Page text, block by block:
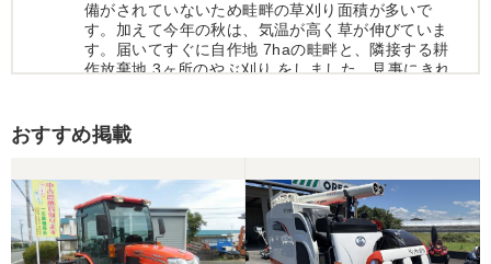
備がされていないため畦畔の草刈り面積が多いで
す。加えて今年の秋は、気温が高く草が伸びていま
す。届いてすぐに自作地 7haの畦畔と、隣接する耕
作放棄地 3ヶ所のやぶ刈り をしました。見事にきれ
本当にお世話になりました。とにかく対応が素晴ら
しかったです。助かりました。 必要な農機具があっ
たら、まずチェックしようと思っています。 ありが
とうございました。
おすすめ掲載